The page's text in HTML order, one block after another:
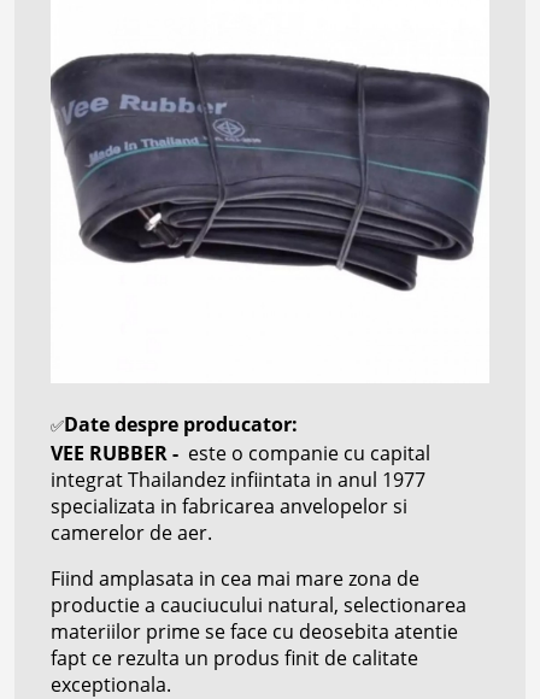
✅Date despre producator:
VEE RUBBER - este o companie cu capital
integrat Thailandez infiintata in anul 1977
specializata in fabricarea anvelopelor si
camerelor de aer.
Fiind amplasata in cea mai mare zona de
productie a cauciucului natural, selectionarea
materiilor prime se face cu deosebita atentie
fapt ce rezulta un produs finit de calitate
exceptionala.